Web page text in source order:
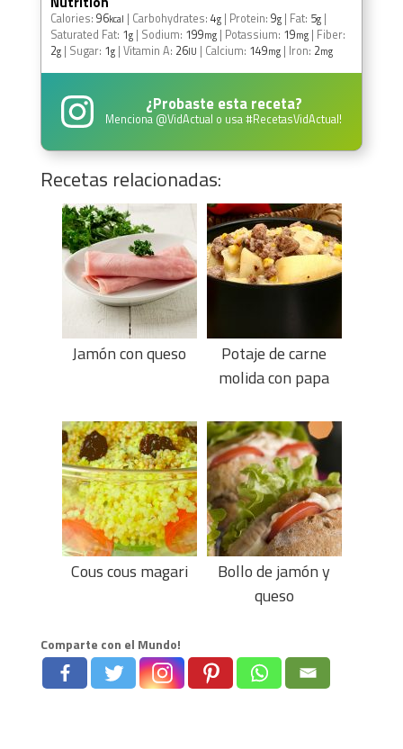
Calories: 96kcal | Carbohydrates: 4g| Protein: 9g| Fat: 5g|
Saturated Fat: 1g| Sodium: 199mg| Potassium: 19mg| Fiber:
2g| Sugar: 1g| Vitamin A: 26IU | Calcium: 149mg| Iron: 2mg
¿Probaste esta receta?
Menciona @VidActual o usa#RecetasVidActual!
Recetas relacionadas:
Jamón con queso
Potaje de carne
molida con papa
Cous cous magari
Bollo de jamón y
queso
Comparte con el Mundo!